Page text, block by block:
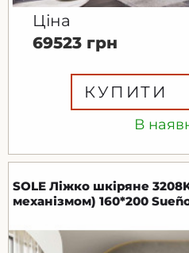
В
Ціна
69523 грн
КУПИТИ
SOLE Ліжко шкіряне
механізмом) 160*200